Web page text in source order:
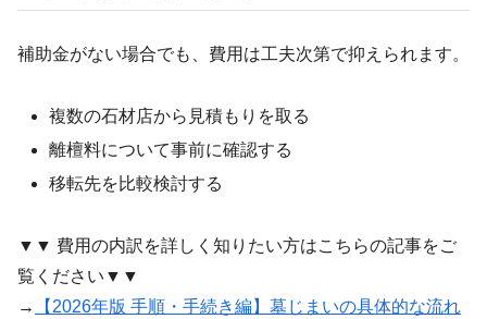
補助金がない場合でも、費用は工夫次第で抑えられます。
複数の石材店から見積もりを取る
離檀料について事前に確認する
移転先を比較検討する
▼▼ 費用の内訳を詳しく知りたい方はこちらの記事をご
覧ください▼▼
→
【2026年版 手順・手続き編】墓じまいの具体的な流れ